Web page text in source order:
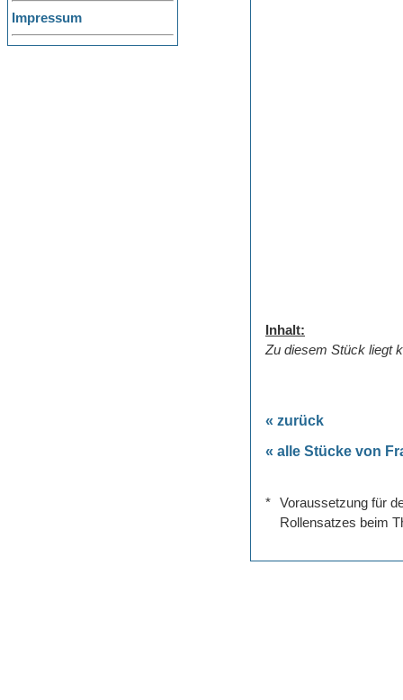
Impressum
Inhalt:
Zu diesem Stück liegt
« zurück
« alle Stücke von
*
Voraussetzung für
Rollensatzes beim